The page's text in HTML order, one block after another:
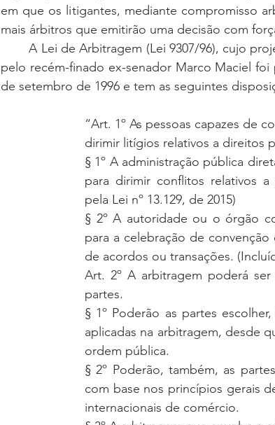
em que os litigantes, mediante compromisso
mais árbitros que emitirão uma decisão com
	A Lei de Arbitragem (Lei 9307/96), cujo projeto foi coordenado no Congresso Nacional
pelo recém-finado ex-senador Marco Maciel
de setembro de 1996 e tem as seguintes
“Art. 1º As pessoas capazes de
dirimir litígios relativos a direitos
§ 1º A administração pública
para dirimir conflitos relativos
pela Lei nº 13.129, de 2015)
§ 2º A autoridade ou o órgão
para a celebração de
de acordos ou transações.
Art. 2º A arbitragem poderá
partes.
§ 1º Poderão as partes
aplicadas na arbitragem, desde
ordem pública.
§ 2º Poderão, também, as
com base nos princípios gerais
internacionais de comércio.